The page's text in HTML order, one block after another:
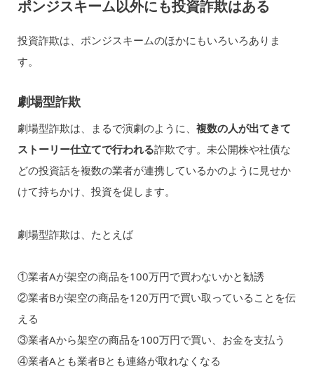
ポンジスキーム以外にも投資詐欺はある
投資詐欺は、ポンジスキームのほかにもいろいろありま
す。
劇場型詐欺
劇場型詐欺は、まるで演劇のように、 複数の人が出てきて
ストーリー仕立てで行われる詐欺です。未公開株や社債な
どの投資話を複数の業者が連携しているかのように見せか
けて持ちかけ、投資を促します。
劇場型詐欺は、たとえば
①業者Aが架空の商品を100万円で買わないかと勧誘
②業者Bが架空の商品を120万円で買い取っていることを伝
える
③業者Aから架空の商品を100万円で買い、お金を支払う
④業者Aとも業者Bとも連絡が取れなくなる